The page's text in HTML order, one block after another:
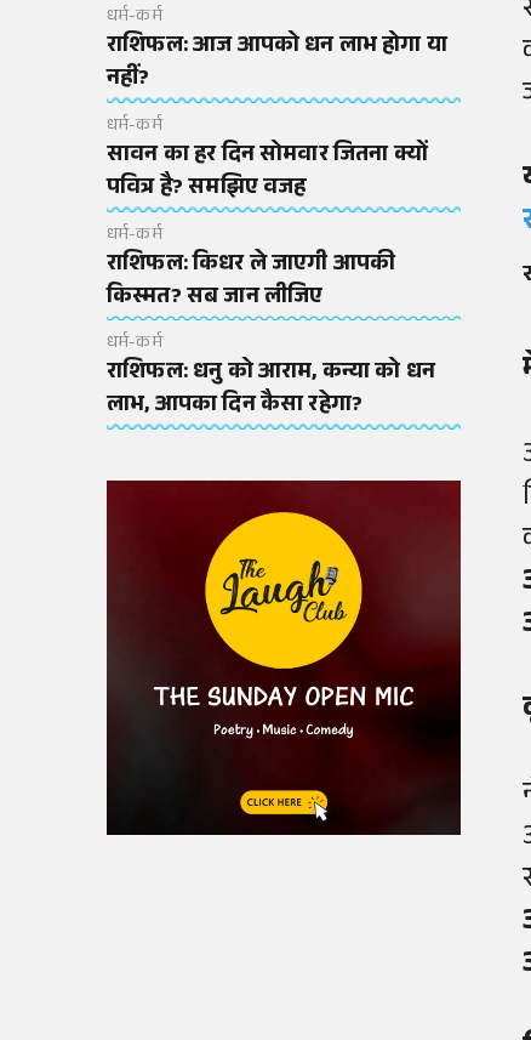
धर्म-कर्म
राशिफल: आज आपको धन लाभ होगा या
नहीं?
धर्म-कर्म
सावन का हर दिन सोमवार जितना क्यों
पवित्र है? समझिए वजह
धर्म-कर्म
राशिफल: किधर ले जाएगी आपकी
किस्मत? सब जान लीजिए
धर्म-कर्म
राशिफल: धनु को आराम, कन्या को धन
लाभ, आपका दिन कैसा रहेगा?